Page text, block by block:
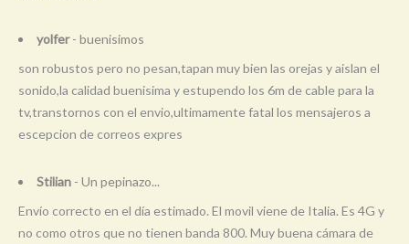
yolfer- buenisimos
son robustos pero no pesan,tapan muy bien las orejas y aislan el
sonido,la calidad buenisima y estupendo los 6m de cable para la
tv,transtornos con el envio,ultimamente fatal los mensajeros a
escepcion de correos expres
Stilian - Un pepinazo...
Envío correcto en el día estimado. El movil viene de Italia. Es 4G y
no como otros que no tienen banda 800. Muy buena cámara de